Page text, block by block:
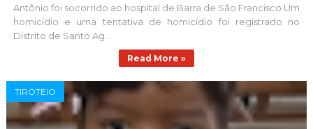
Antônio foi socorrido ao hospital de Barra de São Francisco Um
homicídio e uma tentativa de homicídio foi registrado no
Distrito de Santo Ag...
Read More »
TIROTEIO